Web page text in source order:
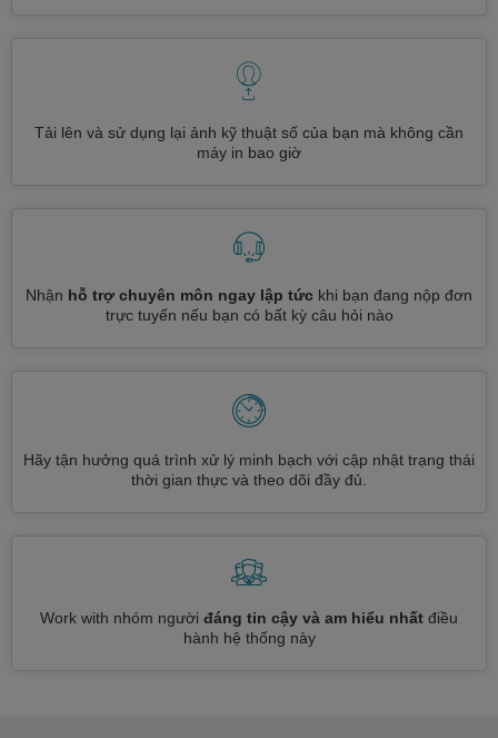
Tải lên và sử dụng lại ảnh kỹ thuật số của bạn mà không cần
máy in bao giờ
Nhận hỗ trợ chuyên môn ngay lập tức khi bạn đang nộp đơn
trực tuyến nếu bạn có bất kỳ câu hỏi nào
Hãy tận hưởng quá trình xử lý minh bạch với cập nhật trạng thái
thời gian thực và theo dõi đầy đủ.
Work with nhóm người đáng tin cậy và am hiểu nhất điều
hành hệ thống này